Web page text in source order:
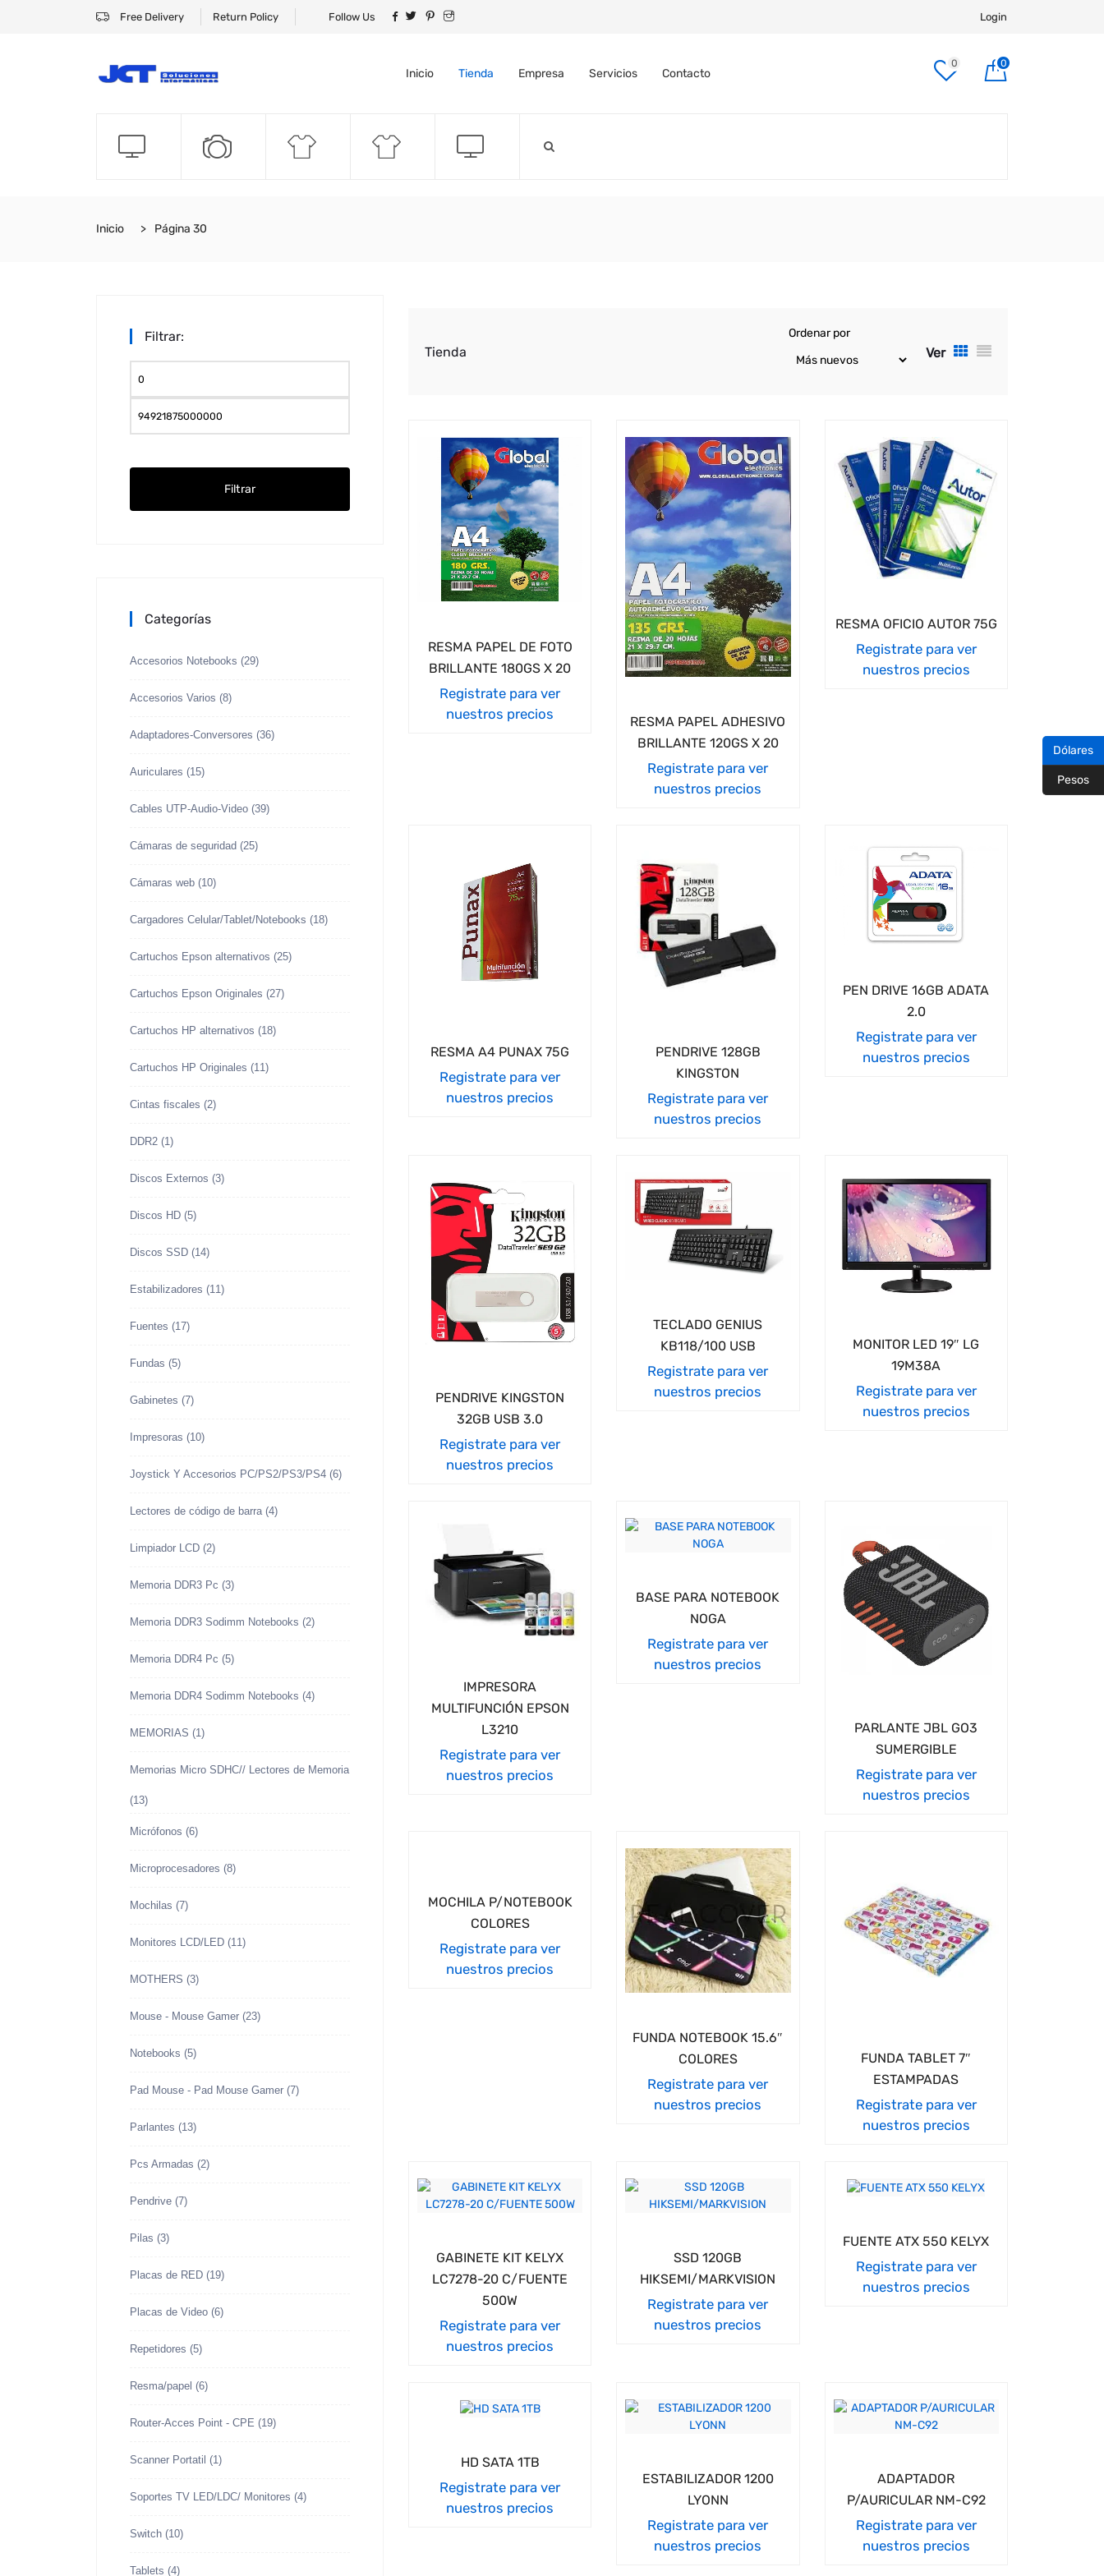
Free Delivery Return Policy Follow Us Login
Inicio Tienda Empresa Servicios Contacto
0 0
Inicio Página 30
Filtrar:
máximo
Filtrar
Categorías
Accesorios Notebooks (29)
Accesorios Varios (8)
Adaptadores-Conversores (36)
Auriculares (15)
Cables UTP-Audio-Video (39)
Cámaras de seguridad (25)
Cámaras web (10)
Cargadores Celular/Tablet/Notebooks (18)
Cartuchos Epson alternativos (25)
Cartuchos Epson Originales (27)
Cartuchos HP alternativos (18)
Cartuchos HP Originales (11)
Cintas fiscales (2)
DDR2 (1)
Discos Externos (3)
Discos HD (5)
Discos SSD (14)
Estabilizadores (11)
Fuentes (17)
Fundas (5)
Gabinetes (7)
Impresoras (10)
Joystick Y Accesorios PC/PS2/PS3/PS4 (6)
Lectores de código de barra (4)
Limpiador LCD (2)
Memoria DDR3 Pc (3)
Memoria DDR3 Sodimm Notebooks (2)
Memoria DDR4 Pc (5)
Memoria DDR4 Sodimm Notebooks (4)
MEMORIAS (1)
Memorias Micro SDHC// Lectores de Memoria
(13)
Micrófonos (6)
Microprocesadores (8)
Mochilas (7)
Monitores LCD/LED (11)
MOTHERS (3)
Mouse - Mouse Gamer (23)
Notebooks (5)
Pad Mouse - Pad Mouse Gamer (7)
Parlantes (13)
Pcs Armadas (2)
Pendrive (7)
Pilas (3)
Placas de RED (19)
Placas de Video (6)
Repetidores (5)
Resma/papel (6)
Router-Acces Point - CPE (19)
Scanner Portatil (1)
Soportes TV LED/LDC/ Monitores (4)
Switch (10)
Tablets (4)
Tienda
Ordenar por
Ver
RESMA PAPEL DE FOTO
BRILLANTE 180GS X 20
Registrate para ver
nuestros precios
RESMA PAPEL ADHESIVO
BRILLANTE 120GS X 20
Registrate para ver
nuestros precios
RESMA OFICIO AUTOR 75G
Registrate para ver
nuestros precios
RESMA A4 PUNAX 75G
Registrate para ver
nuestros precios
PENDRIVE 128GB
KINGSTON
Registrate para ver
nuestros precios
PEN DRIVE 16GB ADATA
2.0
Registrate para ver
nuestros precios
PENDRIVE KINGSTON
32GB USB 3.0
Registrate para ver
nuestros precios
TECLADO GENIUS
KB118/100 USB
Registrate para ver
nuestros precios
MONITOR LED 19″ LG
19M38A
Registrate para ver
nuestros precios
IMPRESORA
MULTIFUNCIÓN EPSON
L3210
Registrate para ver
nuestros precios
BASE PARA NOTEBOOK
NOGA
Registrate para ver
nuestros precios
PARLANTE JBL GO3
SUMERGIBLE
Registrate para ver
nuestros precios
MOCHILA P/NOTEBOOK
COLORES
Registrate para ver
nuestros precios
FUNDA NOTEBOOK 15.6″
COLORES
Registrate para ver
nuestros precios
FUNDA TABLET 7″
ESTAMPADAS
Registrate para ver
nuestros precios
GABINETE KIT KELYX
LC7278-20 C/FUENTE
500W
Registrate para ver
nuestros precios
SSD 120GB
HIKSEMI/MARKVISION
Registrate para ver
nuestros precios
FUENTE ATX 550 KELYX
Registrate para ver
nuestros precios
HD SATA 1TB
Registrate para ver
nuestros precios
ESTABILIZADOR 1200
LYONN
Registrate para ver
nuestros precios
ADAPTADOR
P/AURICULAR NM-C92
Registrate para ver
nuestros precios
Dólares
Pesos